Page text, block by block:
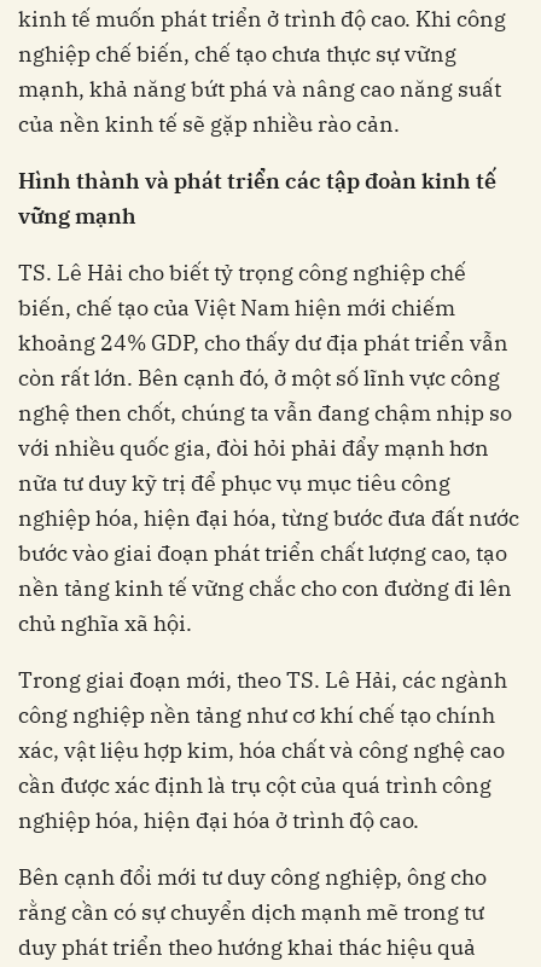
kinh tế muốn phát triển ở trình độ cao. Khi công
nghiệp chế biến, chế tạo chưa thực sự vững
mạnh, khả năng bứt phá và nâng cao năng suất
của nền kinh tế sẽ gặp nhiều rào cản.
Hình thành và phát triển các tập đoàn kinh tế
vững mạnh
TS. Lê Hải cho biết tỷ trọng công nghiệp chế
biến, chế tạo của Việt Nam hiện mới chiếm
khoảng 24% GDP, cho thấy dư địa phát triển vẫn
còn rất lớn. Bên cạnh đó, ở một số lĩnh vực công
nghệ then chốt, chúng ta vẫn đang chậm nhịp so
với nhiều quốc gia, đòi hỏi phải đẩy mạnh hơn
nữa tư duy kỹ trị để phục vụ mục tiêu công
nghiệp hóa, hiện đại hóa, từng bước đưa đất nước
bước vào giai đoạn phát triển chất lượng cao, tạo
nền tảng kinh tế vững chắc cho con đường đi lên
chủ nghĩa xã hội.
Trong giai đoạn mới, theo TS. Lê Hải, các ngành
công nghiệp nền tảng như cơ khí chế tạo chính
xác, vật liệu hợp kim, hóa chất và công nghệ cao
cần được xác định là trụ cột của quá trình công
nghiệp hóa, hiện đại hóa ở trình độ cao.
Bên cạnh đổi mới tư duy công nghiệp, ông cho
rằng cần có sự chuyển dịch mạnh mẽ trong tư
duy phát triển theo hướng khai thác hiệu quả